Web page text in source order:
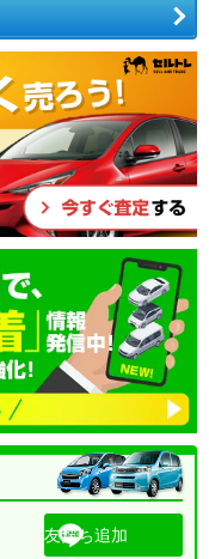
友だち追加